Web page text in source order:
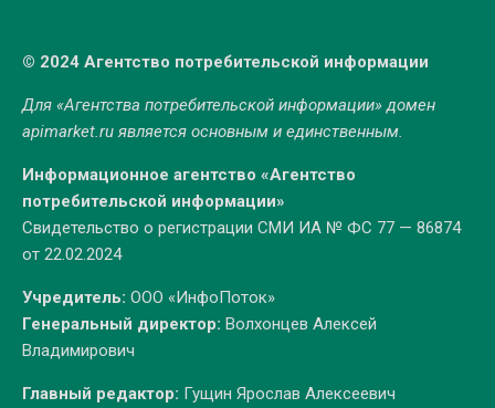
© 2024 Агентство потребительской информации
Для «Агентства потребительской информации» домен
apimarket.ruявляется основным и единственным.
Информационное агентство «Агентство
потребительской информации»
Свидетельство о регистрации СМИ ИА № ФС 77 — 86874
от 22.02.2024
Учредитель: ООО «ИнфоПоток»
Генеральный директор: Волхонцев Алексей
Владимирович
Главный редактор: Гущин Ярослав Алексеевич